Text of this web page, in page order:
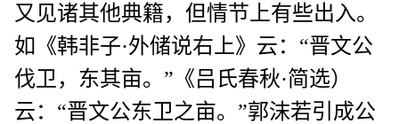
又见诸其他典籍，但情节上有些出入。
如《韩非子·外储说右上》云：“晋文公
伐卫，东其亩。”《吕氏春秋·简选）
云：“晋文公东卫之亩。”郭沫若引成公